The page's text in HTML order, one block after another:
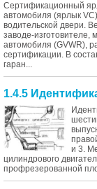
Сертификационный
автомобиля (ярлык
водительской двери.
заводе-изготовителе,
автомобиля (GVWR),
сертификации. В
гаран...
1.4.5
и 3.
цилиндрового
профрезерованной